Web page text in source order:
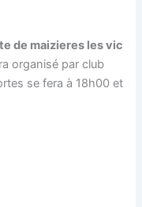
de maizieres les vic
organisé par club
se fera à 18h00 et